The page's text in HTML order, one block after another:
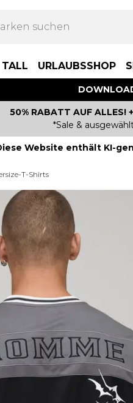
TALL URLAUBSSHOP
50% RABATT AUF ALLES!
*Sale &
Website enthält KI-
T-Shirts